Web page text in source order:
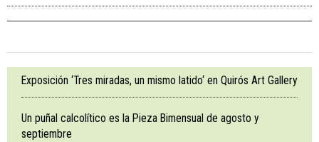
Exposición ‘Tres miradas, un mismo latido‘ en Quirós Art Gallery
Un puñal calcolítico es la Pieza Bimensual de agosto y
septiembre